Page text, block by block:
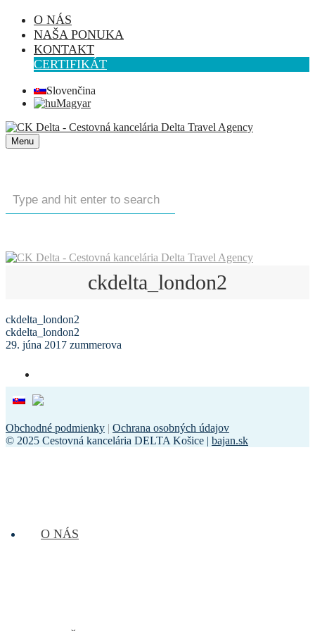
O NÁS
NAŠA PONUKA
KONTAKT
CERTIFIKÁT
Slovenčina
Magyar
Menu
O NÁS
ckdelta_london2
ckdelta_london2
ckdelta_london2
29. júna 2017 zummerova
Obchodné podmienky | Ochrana osobných údajov
© 2025 Cestovná kancelária DELTA Košice | bajan.sk